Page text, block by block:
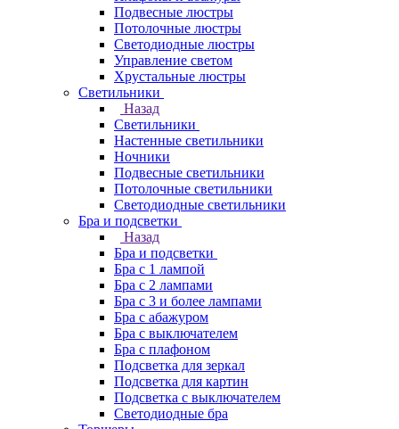
Подвесные люстры
Потолочные люстры
Светодиодные люстры
Управление светом
Хрустальные люстры
Светильники
Назад
Светильники
Настенные светильники
Ночники
Подвесные светильники
Потолочные светильники
Светодиодные светильники
Бра и подсветки
Назад
Бра и подсветки
Бра с 1 лампой
Бра с 2 лампами
Бра с 3 и более лампами
Бра с абажуром
Бра с выключателем
Бра с плафоном
Подсветка для зеркал
Подсветка для картин
Подсветка с выключателем
Светодиодные бра